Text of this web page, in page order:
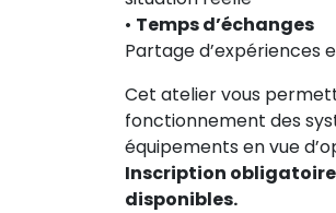
• Temps d’échanges
Partage
Cet atelier vous
fonctionnement des
équipements en vue
Inscription obligatoire
disponibles.